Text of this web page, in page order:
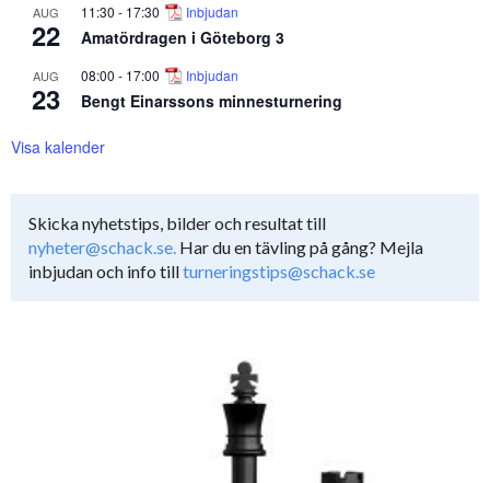
AUG
22
11:30 - 17:30 Inbjudan
Amatördragen i Göteborg 3
AUG
23
08:00 - 17:00 Inbjudan
Bengt Einarssons minnesturnering
Visa kalender
Skicka nyhetstips, bilder och resultat till
nyheter@schack.se. Har du en tävling på gång? Mejla
inbjudan och info tillturneringstips@schack.se